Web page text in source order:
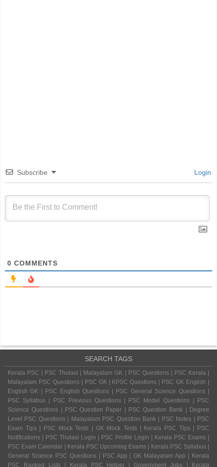
Subscribe Login
0 COMMENTS
SEARCH TAGS
Kerala PSC | PSC Thulasi | Malayalam GK | PSC Questions | PSC Kerala |
Malayalam PSC Questions | PSC GK | KPSC Questions | PSC GK English |
English GK | PSC English Questions | PSC General Science Questions |
PSC Syllabus | PSC Previous Questions | PSC Model Questions | PSC
Science Questions | PSC Question Paper | PSC Question Bank | Degree
Level PSC Questions | Malayalam PSC Question Bank | PSC Notes | PSC
Exam Tips | PSC Mock Tests | GK Mock Tests | Kerala PSC Tips | PSC
Notifications | PSC Thulasi Login | PSC Profile Login | Kerala PSC Exams |
PSC Exam Calendar | Kerala PSC Upcoming Exams | Kerala PSC Syllabus |
General Science PSC Questions | PSC App | GK Malayalam App | Kerala
PSC Ranked Lists | Kerala PSC Helper | Government Jobs | Kerala